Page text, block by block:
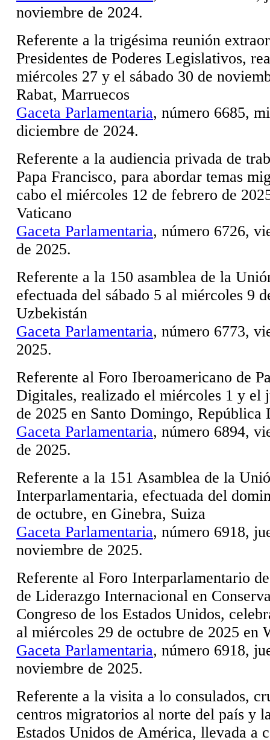
noviembre de 2024.
Referente a la trigésima reunión
Presidentes de Poderes Legislativos,
miércoles 27 y el sábado 30 de
Rabat, Marruecos
Gaceta Parlamentaria, número 6685,
diciembre de 2024.
Referente a la audiencia privada de
Papa Francisco, para abordar temas
cabo el miércoles 12 de febrero de
Vaticano
Gaceta Parlamentaria, número 6726,
de 2025.
Referente a la 150 asamblea de la
efectuada del sábado 5 al miércoles 9
Uzbekistán
Gaceta Parlamentaria, número 6773,
2025.
Referente al Foro Iberoamericano de
Digitales, realizado el miércoles 1 y el
de 2025 en Santo Domingo, República
Gaceta Parlamentaria, número 6894,
de 2025.
Referente a la 151 Asamblea de la
Interparlamentaria, efectuada del
de octubre, en Ginebra, Suiza
Gaceta Parlamentaria, número 6918,
noviembre de 2025.
Referente al Foro Interparlamentario
de Liderazgo Internacional en
Congreso de los Estados Unidos,
al miércoles 29 de octubre de 2025 en
Gaceta Parlamentaria, número 6918,
noviembre de 2025.
Referente a la visita a lo consulados,
centros migratorios al norte del país y
Estados Unidos de América, llevada a